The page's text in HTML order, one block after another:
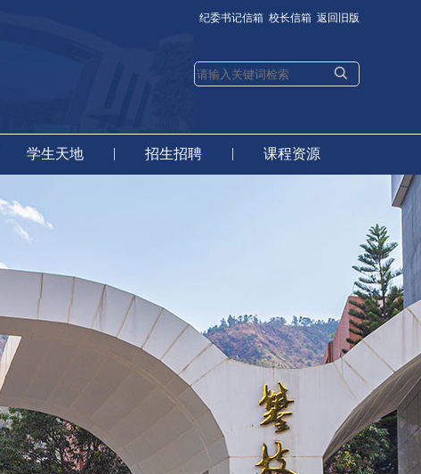
纪委书记信箱 校长信箱 返回旧版
学生天地 | 招生招聘 | 课程资源